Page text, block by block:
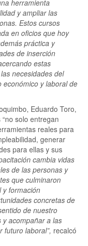
herramienta
y ampliar las
Estos cursos
en oficios que hoy
práctica y
de inserción
estas
necesidades del
y laboral de
Eduardo Toro,
solo entregan
reales para
generar
para ellas y sus
cambia vidas
de las personas y
que culminaron
y formación
concretas de
de nuestro
acompañar a las
futuro laboral”, recalcó